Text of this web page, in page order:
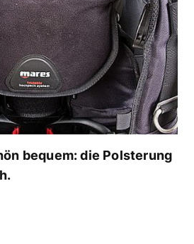
bequem: die Polsterung